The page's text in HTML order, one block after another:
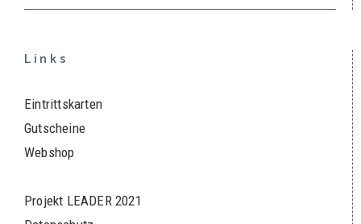
Links
Eintrittskarten
Gutscheine
Webshop
Projekt LEADER 2021